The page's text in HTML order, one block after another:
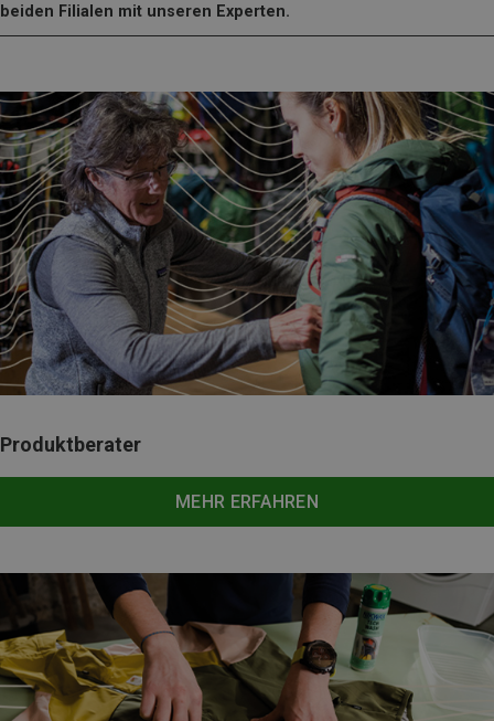
beiden Filialen mit unseren Experten.
Produktberater
MEHR ERFAHREN